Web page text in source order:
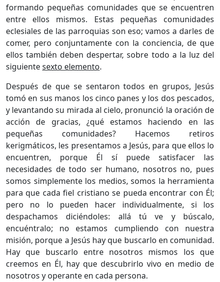
formando pequeñas comunidades que se encuentren
entre ellos mismos. Estas pequeñas comunidades
eclesiales de las parroquias son eso; vamos a darles de
comer, pero conjuntamente con la conciencia, de que
ellos también deben despertar, sobre todo a la luz del
siguientesexto elemento.
Después de que se sentaron todos en grupos, Jesús
tomó en sus manos los cinco panes y los dos pescados,
y levantando su mirada al cielo, pronunció la oración de
acción de gracias, ¿qué estamos haciendo en las
pequeñas comunidades? Hacemos retiros
kerigmáticos, les presentamos a Jesús, para que ellos lo
encuentren, porque Él sí puede satisfacer las
necesidades de todo ser humano, nosotros no, pues
somos simplemente los medios, somos la herramienta
para que cada fiel cristiano se pueda encontrar con Él;
pero no lo pueden hacer individualmente, si los
despachamos diciéndoles: allá tú ve y búscalo,
encuéntralo; no estamos cumpliendo con nuestra
misión, porque a Jesús hay que buscarlo en comunidad.
Hay que buscarlo entre nosotros mismos los que
creemos en Él, hay que descubrirlo vivo en medio de
nosotros y operante en cada persona.